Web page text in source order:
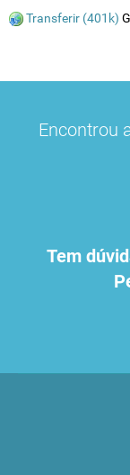
Transferir (401k)
Encontrou
Tem